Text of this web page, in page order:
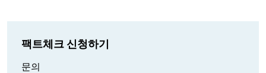
팩트체크 신청하기
문의